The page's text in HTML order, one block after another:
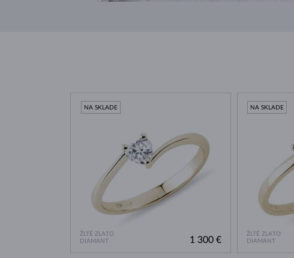
ŽLTÉ ZLATO
DIAMANT
NA SKLADE
1 300 €
ŽLTÉ ZLATO
DIAMANT
NA SKLADE